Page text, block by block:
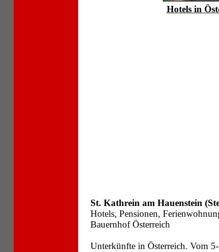
Hotels in
St. Kathrein am Hauenstein
Hotels, Pensionen,
Bauernhof Österreich
Unterkünfte in Österreich. Vom